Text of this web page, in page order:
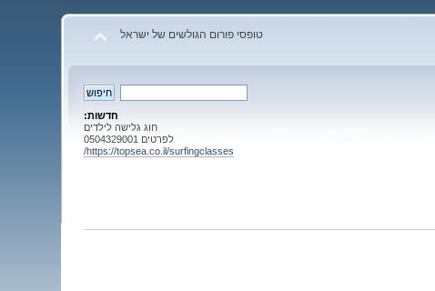
טופסי פורום הגולשים של ישראל
חדשות:
חוג גלישה לילדים
לפרטים 0504329001
https://topsea.co.il/surfingclasses/